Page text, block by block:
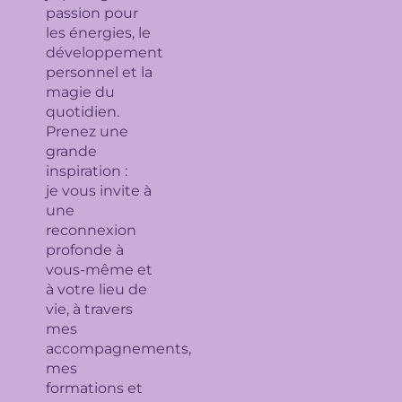
passion pour
les énergies, le
développement
personnel et la
magie du
quotidien.
Prenez une
grande
inspiration :
je vous invite à
une
reconnexion
profonde à
vous-même et
à votre lieu de
vie, à travers
mes
accompagnements,
mes
formations et